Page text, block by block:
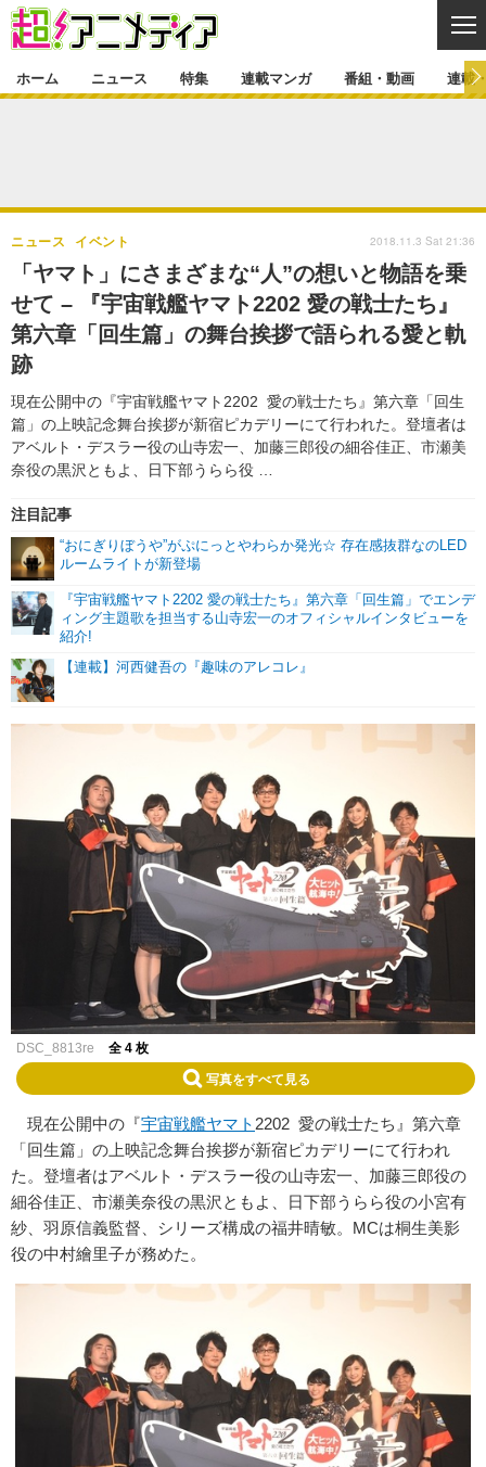
ゲーム・アプリ マンガ
グッズ イベント
声優 コスプレ
特集一覧 カバー
ラキりす
連載マンガ
連載一覧
番組・動画
番組・動画一覧 ラジオ
動画
連載・ブログ
連載・ブログ一覧 コラム
編集部ブログ・お知らせ
ホーム ニュース 特集 連載マンガ 番組・動画 連載
「ヤマト」にさまざまな“人”の想いと物語を乗
せて – 『宇宙戦艦ヤマト2202 愛の戦士たち』
第六章「回生篇」の舞台挨拶で語られる愛と軌
跡
現在公開中の『宇宙戦艦ヤマト2202 愛の戦士たち』第六章「回生
篇」の上映記念舞台挨拶が新宿ピカデリーにて行われた。登壇者は
アベルト・デスラー役の山寺宏一、加藤三郎役の細谷佳正、市瀬美
奈役の黒沢ともよ、日下部うらら役 …
ニュース イベント
注目記事
“おにぎりぼうや”がぷにっとやわらか発光☆ 存在感抜群なのLED
ルームライトが新登場
『宇宙戦艦ヤマト2202 愛の戦士たち』第六章「回生篇」でエンデ
ィング主題歌を担当する山寺宏一のオフィシャルインタビューを
紹介!
【連載】河西健吾の『趣味のアレコレ』
2018.11.3 Sat 21:36
DSC_8813re 全 4 枚
写真をすべて見る
現在公開中の『宇宙戦艦ヤマト 2202 愛の戦士たち』第六章
「回生篇」の上映記念舞台挨拶が新宿ピカデリーにて行われ
た。登壇者はアベルト・デスラー役の山寺宏一、加藤三郎役の
細谷佳正、市瀬美奈役の黒沢ともよ、日下部うらら役の小宮有
紗、羽原信義監督、シリーズ構成の福井晴敏。MCは桐生美影
役の中村繪里子が務めた。